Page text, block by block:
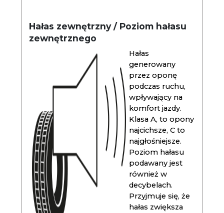
Hałas zewnętrzny / Poziom hałasu
zewnętrznego
Hałas
generowany
przez oponę
podczas ruchu,
wpływający na
komfort jazdy.
Klasa A, to opony
najcichsze, C to
najgłośniejsze.
Poziom hałasu
podawany jest
również w
decybelach.
Przyjmuje się, że
hałas zwiększa